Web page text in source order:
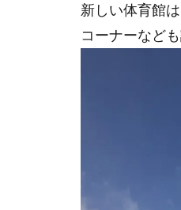
新しい体育館
コーナーなど